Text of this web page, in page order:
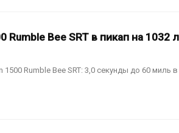
Rumble Bee SRT в пикап на 1032
Rumble Bee SRT: 3,0 секунды до 60